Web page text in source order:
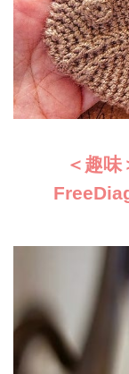
＜趣